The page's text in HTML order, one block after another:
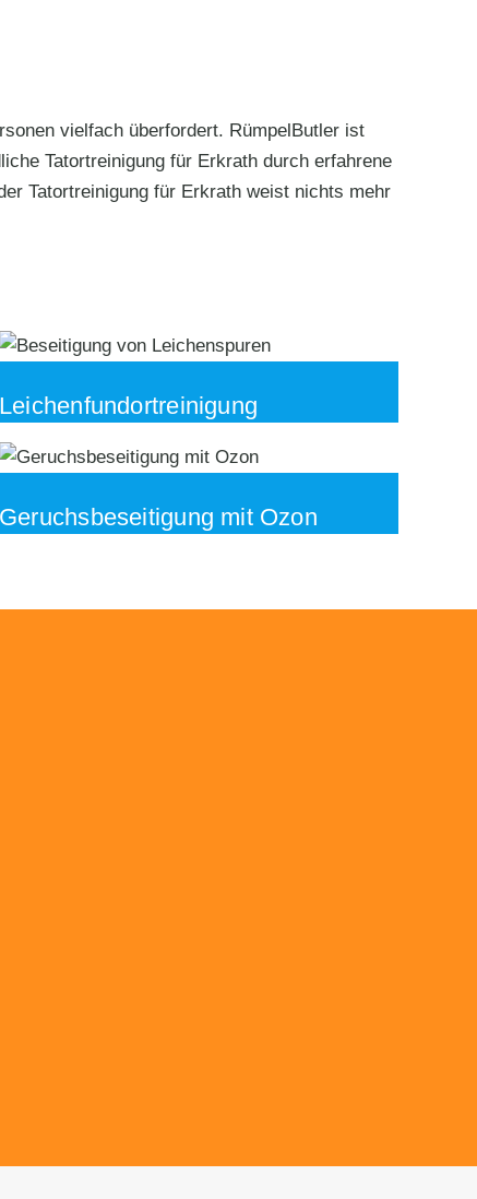
vielfach überfordert. RümpelButler ist
Tatortreinigung für Erkrath durch erfahrene
Tatortreinigung für Erkrath weist nichts mehr
Leichenfundortreinigung
Geruchsbeseitigung mit Ozon